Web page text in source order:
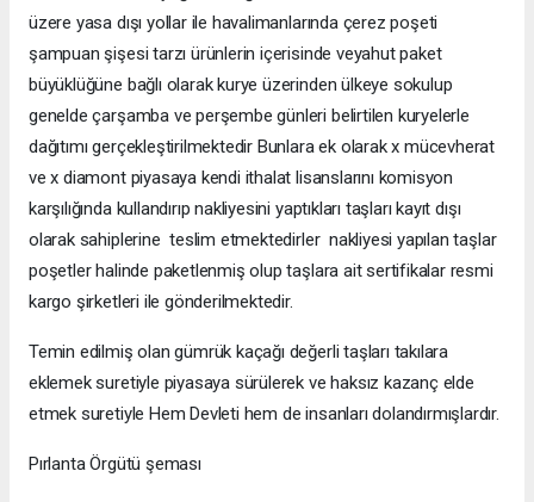
üzere yasa dışı yollar ile havalimanlarında çerez poşeti
şampuan şişesi tarzı ürünlerin içerisinde veyahut paket
büyüklüğüne bağlı olarak kurye üzerinden ülkeye sokulup
genelde çarşamba ve perşembe günleri belirtilen kuryelerle
dağıtımı gerçekleştirilmektedir Bunlara ek olarak x mücevherat
ve x diamont piyasaya kendi ithalat lisanslarını komisyon
karşılığında kullandırıp nakliyesini yaptıkları taşları kayıt dışı
olarak sahiplerine teslim etmektedirler nakliyesi yapılan taşlar
poşetler halinde paketlenmiş olup taşlara ait sertifikalar resmi
kargo şirketleri ile gönderilmektedir.
Temin edilmiş olan gümrük kaçağı değerli taşları takılara
eklemek suretiyle piyasaya sürülerek ve haksız kazanç elde
etmek suretiyle Hem Devleti hem de insanları dolandırmışlardır.
Pırlanta Örgütü şeması